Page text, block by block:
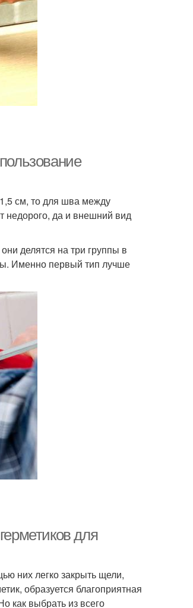
см, то для шва между
недорого, да и внешний вид
делятся на три группы в
Именно первый тип лучше
для
них легко закрыть щели,
образуется благоприятная
как выбрать из всего